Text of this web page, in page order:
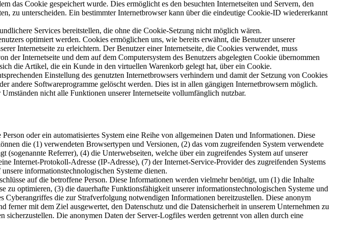
das Cookie gespeichert wurde. Dies ermöglicht es den besuchten Internetseiten und Servern, den
zu unterscheiden. Ein bestimmter Internetbrowser kann über die eindeutige Cookie-ID wiedererkannt
Services bereitstellen, die ohne die Cookie-Setzung nicht möglich wären.
optimiert werden. Cookies ermöglichen uns, wie bereits erwähnt, die Benutzer unserer
Internetseite zu erleichtern. Der Benutzer einer Internetseite, die Cookies verwendet, muss
der Internetseite und dem auf dem Computersystem des Benutzers abgelegten Cookie übernommen
die Artikel, die ein Kunde in den virtuellen Warenkorb gelegt hat, über ein Cookie.
Einstellung des genutzten Internetbrowsers verhindern und damit der Setzung von Cookies
andere Softwareprogramme gelöscht werden. Dies ist in allen gängigen Internetbrowsern möglich.
nicht alle Funktionen unserer Internetseite vollumfänglich nutzbar.
oder ein automatisiertes System eine Reihe von allgemeinen Daten und Informationen. Diese
die (1) verwendeten Browsertypen und Versionen, (2) das vom zugreifenden System verwendete
(sogenannte Referrer), (4) die Unterwebseiten, welche über ein zugreifendes System auf unserer
Internet-Protokoll-Adresse (IP-Adresse), (7) der Internet-Service-Provider des zugreifenden Systems
informationstechnologischen Systeme dienen.
auf die betroffene Person. Diese Informationen werden vielmehr benötigt, um (1) die Inhalte
optimieren, (3) die dauerhafte Funktionsfähigkeit unserer informationstechnologischen Systeme und
die zur Strafverfolgung notwendigen Informationen bereitzustellen. Diese anonym
mit dem Ziel ausgewertet, den Datenschutz und die Datensicherheit in unserem Unternehmen zu
Die anonymen Daten der Server-Logfiles werden getrennt von allen durch eine